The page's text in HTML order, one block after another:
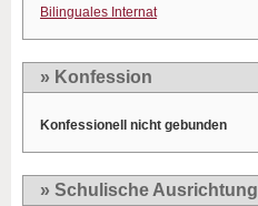
Bilinguales Internat
» Konfession
Konfessionell nicht gebunden
» Schulische Ausrichtung